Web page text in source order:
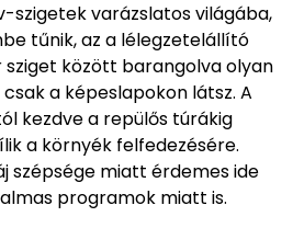
szigetek varázslatos világába,
tűnik, az a lélegzetelállító
között barangolva olyan
a képeslapokon látsz. A
kezdve a repülős túrákig
a környék felfedezésére.
szépsége miatt érdemes ide
programok miatt is.